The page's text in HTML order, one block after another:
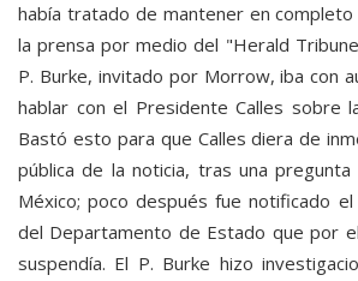
había tratado de mantener en
la prensa por medio del "Herald
P. Burke, invitado por Morrow, iba con
hablar con el Presidente Calles sobre
Bastó esto para que Calles diera de
pública de la noticia, tras una
México; poco después fue notificado
del Departamento de Estado que por
suspendía. El P. Burke hizo